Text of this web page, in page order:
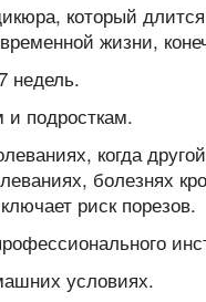
который
жизни,
недель.
подросткам.
когда
болезнях
риск порезов.
условиях.